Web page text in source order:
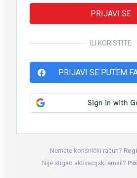
PRIJAVI SE
ILI KORISTITE
PRIJAVI SE PUTEM
Nemate korisnički račun?
Nije stigao aktivacijski email?